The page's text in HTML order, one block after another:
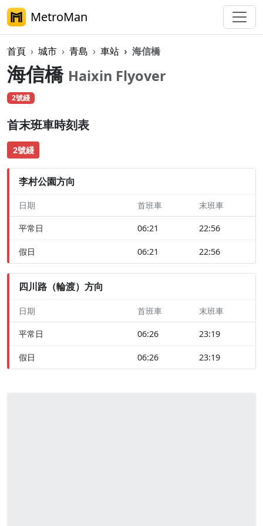
MetroMan
首頁 城市 青島 車站 海信橋
海信橋 Haixin Flyover
2號綫
首末班車時刻表
2號綫
李村公園方向
日期 首班車 末班車
平常日 06:21 22:56
假日 06:21 22:56
四川路（輪渡）方向
日期 首班車 末班車
平常日 06:26 23:19
假日 06:26 23:19